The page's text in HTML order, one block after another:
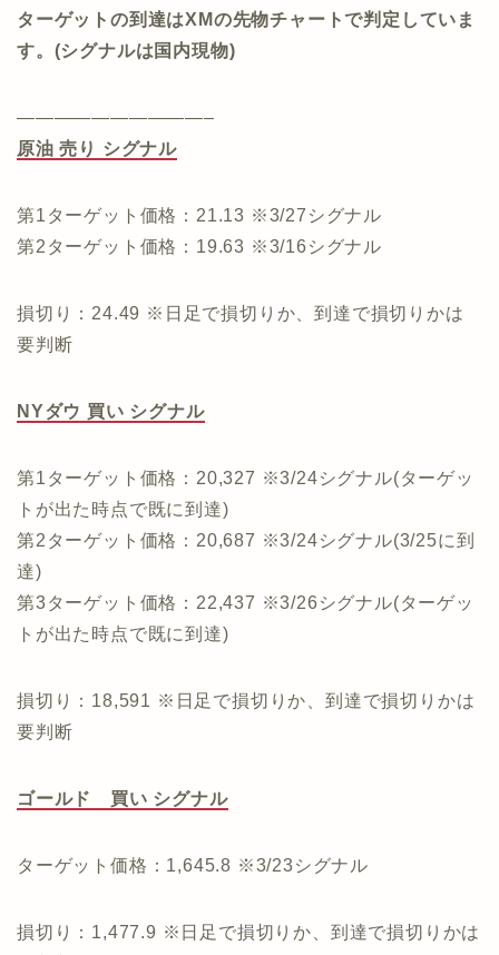
ターゲットの到達はXMの先物チャートで判定していま
す。(シグナルは国内現物)
——————————–
原油 売り シグナル
第1ターゲット価格：21.13 ※3/27シグナル
第2ターゲット価格：19.63 ※3/16シグナル
損切り：24.49 ※日足で損切りか、到達で損切りかは
要判断
NYダウ 買い シグナル
第1ターゲット価格：20,327 ※3/24シグナル(ターゲッ
トが出た時点で既に到達)
第2ターゲット価格：20,687 ※3/24シグナル(3/25に到
達)
第3ターゲット価格：22,437 ※3/26シグナル(ターゲッ
トが出た時点で既に到達)
損切り：18,591 ※日足で損切りか、到達で損切りかは
要判断
ゴールド 買い シグナル
ターゲット価格：1,645.8 ※3/23シグナル
損切り：1,477.9 ※日足で損切りか、到達で損切りかは